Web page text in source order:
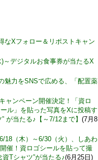
なXフォロー＆リポストキャン
～デジタルお食事券が当たるX
魅力をSNSで広める、「配置薬
ャンペーン開催決定！「資ロ
ル」を貼った写真をXに投稿す
が当たる♪【～7/12まで】 (7月8
18（木）～6/30（火）、しあわ
催！資ロゴシールを貼って撮
Tシャツ”が当たる♪(6月25日)